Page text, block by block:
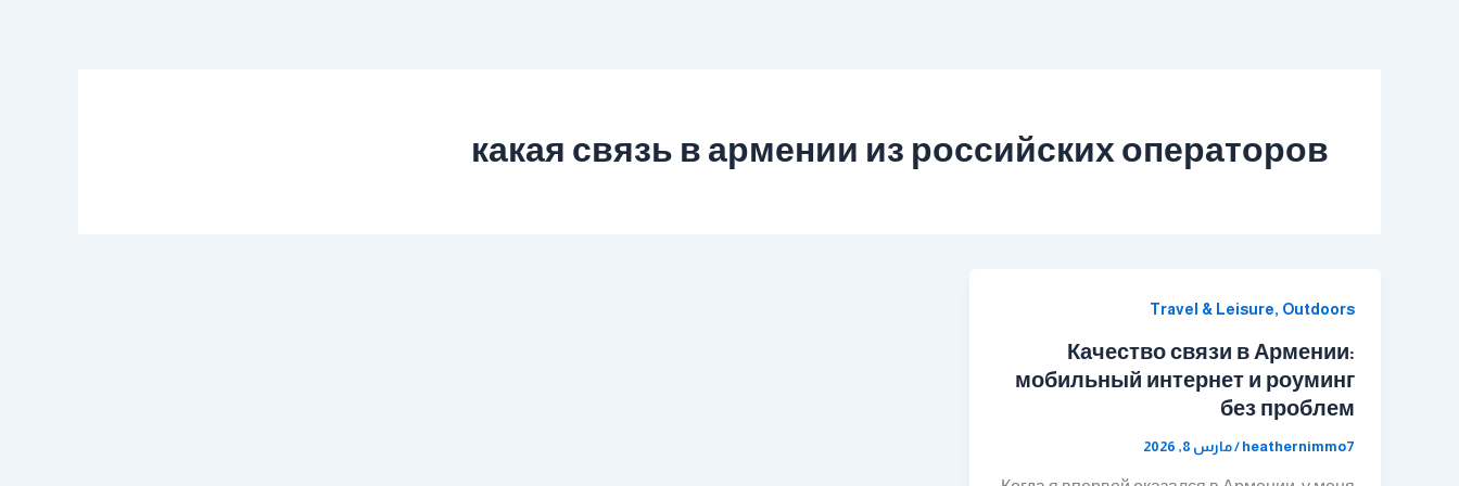
какая связь в армении из российских операторов
Travel & Leisure, Outdoors
Качество связи в Армении:
мобильный интернет и роуминг
без проблем
heathernimmo7
/مارس 8, 2026